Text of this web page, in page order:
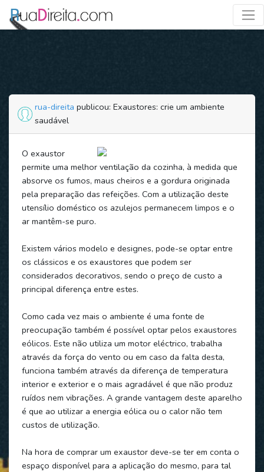
rua-direita publicou: Exaustores: crie um ambiente
saudável
O exaustor
permite uma melhor ventilação da cozinha, à medida que
absorve os fumos, maus cheiros e a gordura originada
pela preparação das refeições. Com a utilização deste
utensílio doméstico os azulejos permanecem limpos e o
ar mantêm-se puro.
Existem vários modelo e designes, pode-se optar entre
os clássicos e os exaustores que podem ser
considerados decorativos, sendo o preço de custo a
principal diferença entre estes.
Como cada vez mais o ambiente é uma fonte de
preocupação também é possível optar pelos exaustores
eólicos. Este não utiliza um motor eléctrico, trabalha
através da força do vento ou em caso da falta desta,
funciona também através da diferença de temperatura
interior e exterior e o mais agradável é que não produz
ruídos nem vibrações. A grande vantagem deste aparelho
é que ao utilizar a energia eólica ou o calor não tem
custos de utilização.
Na hora de comprar um exaustor deve-se ter em conta o
espaço disponível para a aplicação do mesmo, para tal